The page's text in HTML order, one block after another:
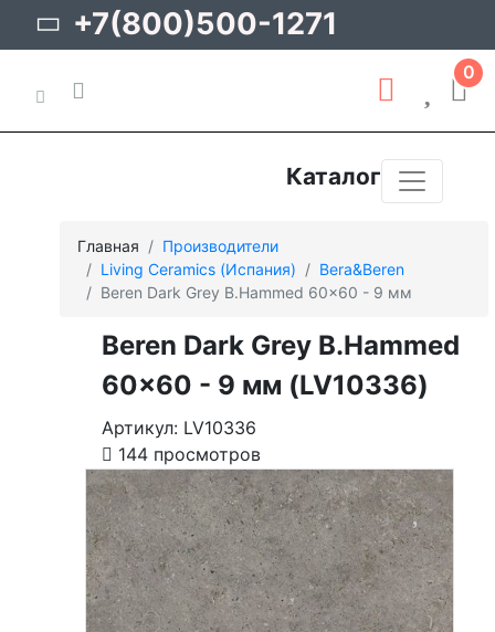
+7(800)500-1271
0
Каталог
Главная
Производители
Living Ceramics (Испания)
Bera&Beren
Beren Dark Grey B.Hammed 60x60 - 9 мм
Beren Dark Grey B.Hammed
60x60 - 9 мм (LV10336)
Артикул: LV10336
144 просмотров